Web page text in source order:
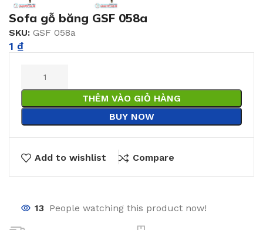
Sofa gỗ băng GSF 058a
SKU: GSF 058a
1 ₫
THÊM VÀO GIỎ HÀNG
BUY NOW
Add to wishlist Compare
13 People watching this product now!